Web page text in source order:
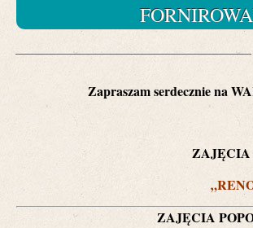
Zapraszam serdecznie na
ZAJĘCIA
ZAJĘCIA